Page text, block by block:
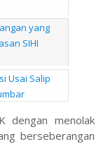
yang
SIHI
Usai Salip
dengan menolak
berseberangan